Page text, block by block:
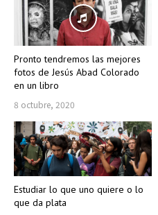
Pronto tendremos las mejores
fotos de Jesús Abad Colorado
en un libro
8 octubre, 2020
Estudiar lo que uno quiere o lo
que da plata